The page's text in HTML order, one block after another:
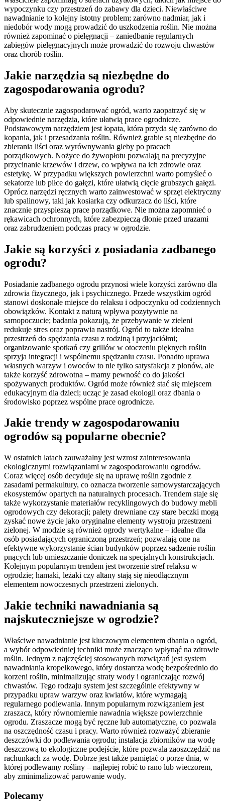
wypoczynku czy przestrzeń do zabawy dla dzieci. Niewłaściwe
nawadnianie to kolejny istotny problem; zarówno nadmiar, jak i
niedobór wody mogą prowadzić do uszkodzenia roślin. Nie można
również zapominać o pielęgnacji – zaniedbanie regularnych
zabiegów pielęgnacyjnych może prowadzić do rozwoju chwastów
oraz chorób roślin.
Jakie narzędzia są niezbędne do
zagospodarowania ogrodu?
Aby skutecznie zagospodarować ogród, warto zaopatrzyć się w
odpowiednie narzędzia, które ułatwią prace ogrodnicze.
Podstawowym narzędziem jest łopata, która przyda się zarówno do
kopania, jak i przesadzania roślin. Również grabie są niezbędne do
zbierania liści oraz wyrównywania gleby po pracach
porządkowych. Nożyce do żywopłotu pozwalają na precyzyjne
przycinanie krzewów i drzew, co wpływa na ich zdrowie oraz
estetykę. W przypadku większych powierzchni warto pomyśleć o
sekatorze lub piłce do gałęzi, które ułatwią cięcie grubszych gałęzi.
Oprócz narzędzi ręcznych warto zainwestować w sprzęt elektryczny
lub spalinowy, taki jak kosiarka czy odkurzacz do liści, które
znacznie przyspieszą prace porządkowe. Nie można zapomnieć o
rękawicach ochronnych, które zabezpieczą dłonie przed urazami
oraz zabrudzeniem podczas pracy w ogrodzie.
Jakie są korzyści z posiadania zadbanego
ogrodu?
Posiadanie zadbanego ogrodu przynosi wiele korzyści zarówno dla
zdrowia fizycznego, jak i psychicznego. Przede wszystkim ogród
stanowi doskonałe miejsce do relaksu i odpoczynku od codziennych
obowiązków. Kontakt z naturą wpływa pozytywnie na
samopoczucie; badania pokazują, że przebywanie w zieleni
redukuje stres oraz poprawia nastrój. Ogród to także idealna
przestrzeń do spędzania czasu z rodziną i przyjaciółmi;
organizowanie spotkań czy grillów w otoczeniu pięknych roślin
sprzyja integracji i wspólnemu spędzaniu czasu. Ponadto uprawa
własnych warzyw i owoców to nie tylko satysfakcja z plonów, ale
także korzyść zdrowotna – mamy pewność co do jakości
spożywanych produktów. Ogród może również stać się miejscem
edukacyjnym dla dzieci; ucząc je zasad ekologii oraz dbania o
środowisko poprzez wspólne prace ogrodnicze.
Jakie trendy w zagospodarowaniu
ogrodów są popularne obecnie?
W ostatnich latach zauważalny jest wzrost zainteresowania
ekologicznymi rozwiązaniami w zagospodarowaniu ogrodów.
Coraz więcej osób decyduje się na uprawę roślin zgodnie z
zasadami permakultury, co oznacza tworzenie samowystarczających
ekosystemów opartych na naturalnych procesach. Trendem staje się
także wykorzystanie materiałów recyklingowych do budowy mebli
ogrodowych czy dekoracji; palety drewniane czy stare beczki mogą
zyskać nowe życie jako oryginalne elementy wystroju przestrzeni
zielonej. W modzie są również ogrody wertykalne – idealne dla
osób posiadających ograniczoną przestrzeń; pozwalają one na
efektywne wykorzystanie ścian budynków poprzez sadzenie roślin
pnących lub umieszczanie doniczek na specjalnych konstrukcjach.
Kolejnym popularnym trendem jest tworzenie stref relaksu w
ogrodzie; hamaki, leżaki czy altany stają się nieodłącznym
elementem nowoczesnych przestrzeni zielonych.
Jakie techniki nawadniania są
najskuteczniejsze w ogrodzie?
Właściwe nawadnianie jest kluczowym elementem dbania o ogród,
a wybór odpowiedniej techniki może znacząco wpłynąć na zdrowie
roślin. Jednym z najczęściej stosowanych rozwiązań jest system
nawadniania kropelkowego, który dostarcza wodę bezpośrednio do
korzeni roślin, minimalizując straty wody i ograniczając rozwój
chwastów. Tego rodzaju system jest szczególnie efektywny w
przypadku upraw warzyw oraz kwiatów, które wymagają
regularnego podlewania. Innym popularnym rozwiązaniem jest
zraszacz, który równomiernie nawadnia większe powierzchnie
ogrodu. Zraszacze mogą być ręczne lub automatyczne, co pozwala
na oszczędność czasu i pracy. Warto również rozważyć zbieranie
deszczówki do podlewania ogrodu; instalacja zbiorników na wodę
deszczową to ekologiczne podejście, które pozwala zaoszczędzić na
rachunkach za wodę. Dobrze jest także pamiętać o porze dnia, w
której podlewamy rośliny – najlepiej robić to rano lub wieczorem,
aby zminimalizować parowanie wody.
Polecamy